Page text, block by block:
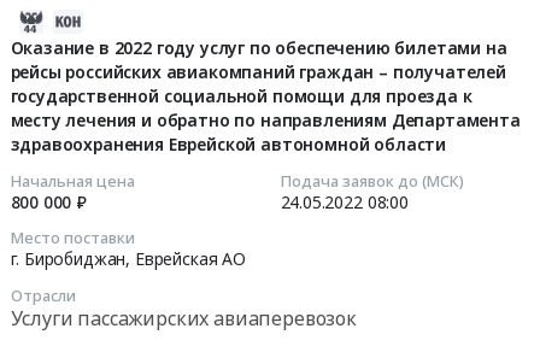
Оказание в 2022 году услуг по обеспечению билетами на
рейсы российских авиакомпаний граждан – получателей
государственной социальной помощи для проезда к
месту лечения и обратно по направлениям Департамента
здравоохранения Еврейской автономной области
Начальная цена
800 000 ₽
Подача заявок до (МСК)
24.05.2022 08:00
Место поставки
г. Биробиджан, Еврейская АО
Отрасли
Услуги пассажирских авиаперевозок